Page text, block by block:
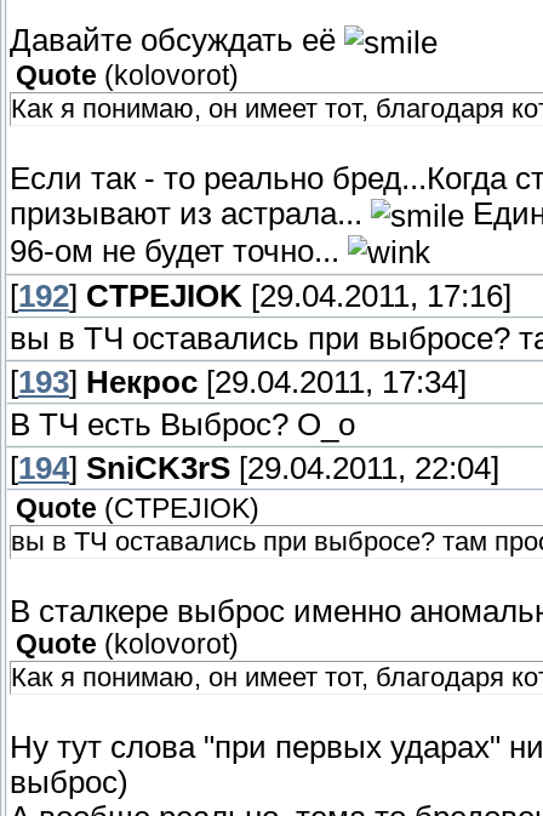
Давайте обсуждать её
Quote (kolovorot)
Как я понимаю, он имеет тот, благодаря
Если так - то реально бред...Когда
призывают из астрала...
96-ом не будет точно...
[192] CTPEJIOK [29.04.2011, 17:16]
вы в ТЧ оставались при выбросе?
[193] Некрос [29.04.2011, 17:34]
В ТЧ есть Выброс? О_о
[194] SniCK3rS [29.04.2011, 22:04]
Quote (CTPEJIOK)
вы в ТЧ оставались при выбросе? там
В сталкере выброс именно
Quote (kolovorot)
Как я понимаю, он имеет тот, благодаря
Ну тут слова "при первых ударах"
выброс)